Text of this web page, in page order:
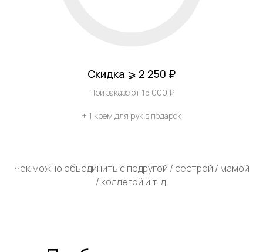
Скидка ⩾ 2 250 ₽
При заказе от 15 000 ₽
+ 1 крем для рук в подарок
Чек можно объединить с подругой / сестрой / мамой
/ коллегой и т. д.